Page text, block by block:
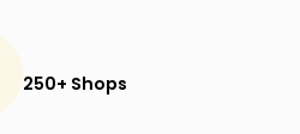
250+ Shops